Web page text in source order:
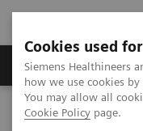
Cookies used
Siemens Healthineers
how we use cookies
You may allow all
Cookie Policy page.
Productos y servicios
Home
Diagnóstico